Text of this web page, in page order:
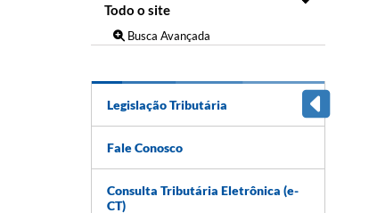
Busca Avançada
Legislação Tributária
Fale Conosco
Consulta Tributária Eletrônica (e-
CT)